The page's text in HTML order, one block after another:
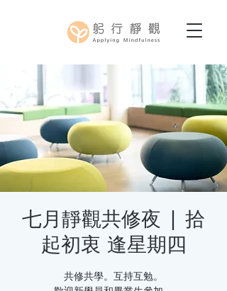
七月靜觀共修夜 | 拾
起初衷 逢星期四
共修共學。互持互勉。